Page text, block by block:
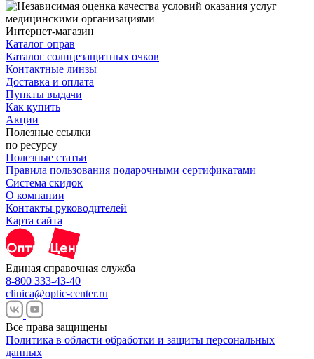
Интернет-магазин
Каталог оправ
Каталог солнцезащитных очков
Контактные линзы
Доставка и оплата
Пункты выдачи
Как купить
Акции
Полезные ссылки
по ресурсу
Полезные статьи
Правила пользования подарочными сертификатами
Система скидок
О компании
Контакты руководителей
Карта сайта
Единая справочная служба
8-800 333-43-40
clinica@optic-center.ru
Все права защищены
Политика в области обработки и защиты персональных
данных